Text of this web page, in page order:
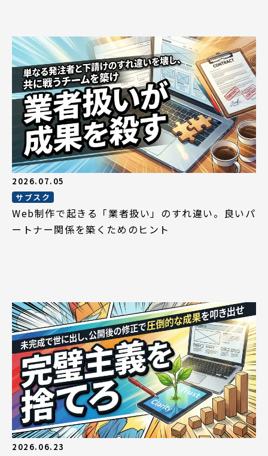
2026.07.05
サブスク
Web制作で起きる「業者扱い」のすれ違い。良いパ
ートナー関係を築くためのヒント
2026.06.23